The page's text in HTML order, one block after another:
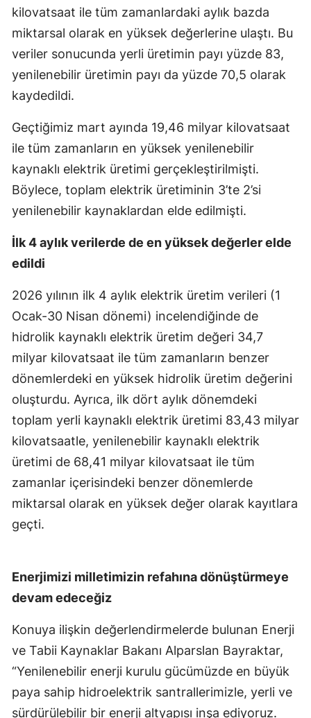
kilovatsaat ile tüm zamanlardaki aylık bazda
miktarsal olarak en yüksek değerlerine ulaştı. Bu
veriler sonucunda yerli üretimin payı yüzde 83,
yenilenebilir üretimin payı da yüzde 70,5 olarak
kaydedildi.
Geçtiğimiz mart ayında 19,46 milyar kilovatsaat
ile tüm zamanların en yüksek yenilenebilir
kaynaklı elektrik üretimi gerçekleştirilmişti.
Böylece, toplam elektrik üretiminin 3’te 2’si
yenilenebilir kaynaklardan elde edilmişti.
İlk 4 aylık verilerde de en yüksek değerler elde
edildi
2026 yılının ilk 4 aylık elektrik üretim verileri (1
Ocak-30 Nisan dönemi) incelendiğinde de
hidrolik kaynaklı elektrik üretim değeri 34,7
milyar kilovatsaat ile tüm zamanların benzer
dönemlerdeki en yüksek hidrolik üretim değerini
oluşturdu. Ayrıca, ilk dört aylık dönemdeki
toplam yerli kaynaklı elektrik üretimi 83,43 milyar
kilovatsaatle, yenilenebilir kaynaklı elektrik
üretimi de 68,41 milyar kilovatsaat ile tüm
zamanlar içerisindeki benzer dönemlerde
miktarsal olarak en yüksek değer olarak kayıtlara
geçti.
Enerjimizi milletimizin refahına dönüştürmeye
devam edeceğiz
Konuya ilişkin değerlendirmelerde bulunan Enerji
ve Tabii Kaynaklar Bakanı Alparslan Bayraktar,
“Yenilenebilir enerji kurulu gücümüzde en büyük
paya sahip hidroelektrik santrallerimizle, yerli ve
sürdürülebilir bir enerji altyapısı inşa ediyoruz.